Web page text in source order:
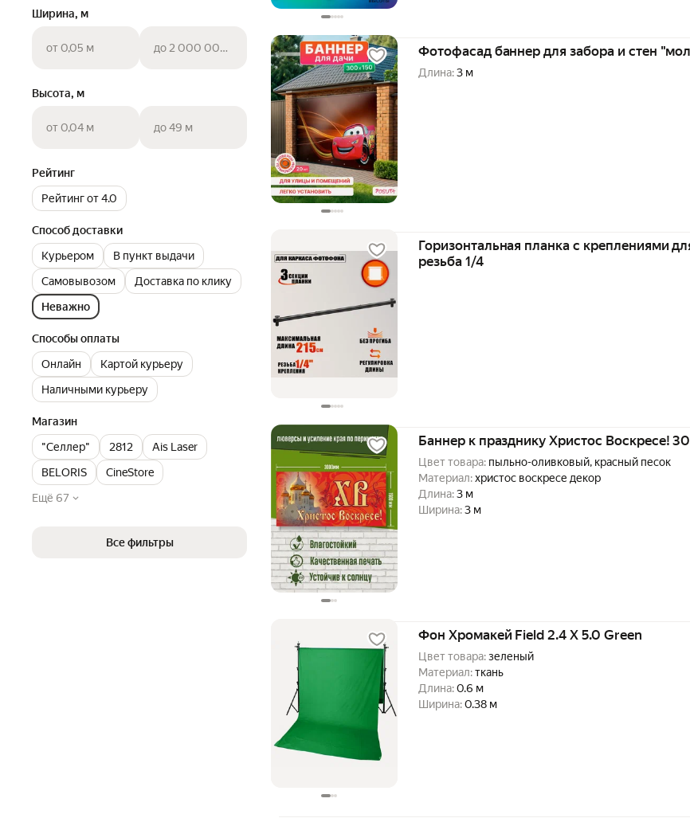
Ширина, м
от 0,05 м до 2 000 000 000 м
Высота, м
от 0,04 м до 49 м
Рейтинг
Рейтинг от 4.0
Способ доставки
Курьером
В пункт выдачи
Самовывозом
Доставка по клику
Неважно
Способы оплаты
Онлайн
Картой курьеру
Наличными курьеру
Магазин
"Селлер"
2812
Ais Laser
BELORIS
CineStore
Ещё 67
Все фильтры
Фотофасад баннер для забора и стен
Длина:3 м
Горизонтальная планка с креплениями
резьба 1/4
Баннер к празднику Христос Воскресе!
Цвет товара: пыльно-оливковый, красный песок
Материал:христос воскресе декор
Длина:3 м
Ширина:3 м
Фон Хромакей Field 2.4 Х 5.0 Green
Цвет товара:зеленый
Материал:ткань
Длина:0.6 м
Ширина:0.38 м